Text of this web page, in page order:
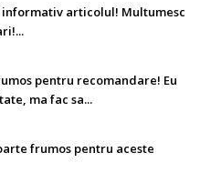
informativ articolul! Multumesc
pentru recomandare! Eu
ma fac sa...
frumos pentru aceste